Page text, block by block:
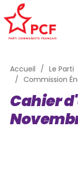
Accueil Le Parti
Commission
Cahier